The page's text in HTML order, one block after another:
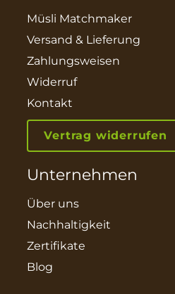
Müsli Matchmaker
Versand & Lieferung
Zahlungsweisen
Widerruf
Kontakt
Vertrag widerrufen
Unternehmen
Über uns
Nachhaltigkeit
Zertifikate
Blog